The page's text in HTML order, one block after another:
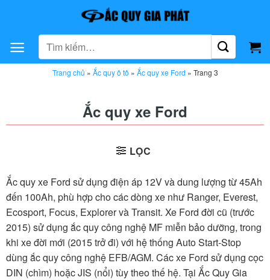
dung
Tìm
kiếm:
Trang chủ » Ắc quy ô tô » Ắc quy xe Ford » Trang 3
Ắc quy xe Ford
LỌC
Ắc quy xe Ford sử dụng điện áp 12V và dung lượng từ 45Ah
đến 100Ah, phù hợp cho các dòng xe như Ranger, Everest,
Ecosport, Focus, Explorer và Transit. Xe Ford đời cũ (trước
2015) sử dụng ắc quy công nghệ MF miễn bảo dưỡng, trong
khi xe đời mới (2015 trở đi) với hệ thống Auto Start-Stop
dùng ắc quy công nghệ EFB/AGM. Các xe Ford sử dụng cọc
DIN (chìm) hoặc JIS (nổi) tùy theo thế hệ. Tại Ắc Quy Gia